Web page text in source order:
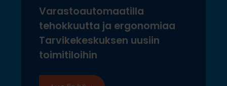
Varastoautomaatilla
tehokkuutta ja ergonomiaa
Tarvikekeskuksen uusiin
toimitiloihin